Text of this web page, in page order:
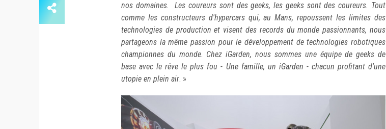
nos domaines. Les coureurs sont des geeks, les geeks sont des coureurs. Tout
comme les constructeurs d'hypercars qui, au Mans, repoussent les limites des
technologies de production et visent des records du monde passionnants, nous
partageons la même passion pour le développement de technologies robotiques
championnes du monde. Chez iGarden, nous sommes une équipe de geeks de
base avec le rêve le plus fou - Une famille, un iGarden - chacun profitant d'une
utopie en plein air. »